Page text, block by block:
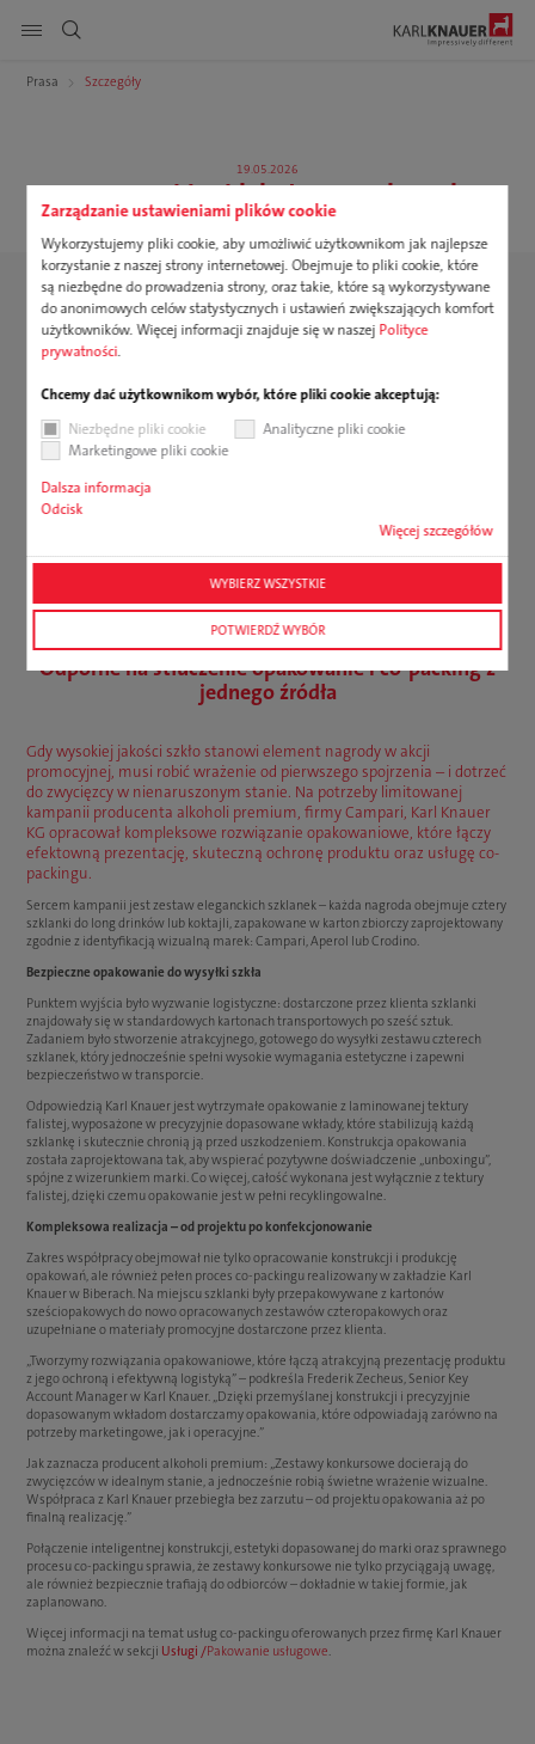
Zarządzanie ustawieniami plików cookie
Wykorzystujemy pliki cookie, aby umożliwić użytkownikom jak najlepsze
korzystanie z naszej strony internetowej. Obejmuje to pliki cookie, które
są niezbędne do prowadzenia strony, oraz takie, które są wykorzystywane
do anonimowych celów statystycznych i ustawień zwiększających komfort
użytkowników. Więcej informacji znajduje się w naszej Polityce
prywatności.
Chcemy dać użytkownikom wybór, które pliki cookie akceptują:
Niezbędne pliki cookie
Analityczne pliki cookie
Marketingowe pliki cookie
Dalsza informacja
Odcisk
Więcej szczegółów
WYBIERZ WSZYSTKIE
POTWIERDŹ WYBÓR
Pokaż nawigację strony
Usługi
Zrównoważony rozwój
Kariera
Do pobrania
Prasa Szczegóły
19.05.2026
Odporne na stłuczenie opakowanie i co-packing z
jednego źródła
Gdy wysokiej jakości szkło stanowi element nagrody w akcji
promocyjnej, musi robić wrażenie od pierwszego spojrzenia – i dotrzeć
do zwycięzcy w nienaruszonym stanie. Na potrzeby limitowanej
kampanii producenta alkoholi premium, firmy Campari, Karl Knauer
KG opracował kompleksowe rozwiązanie opakowaniowe, które łączy
efektowną prezentację, skuteczną ochronę produktu oraz usługę co-
packingu.
Sercem kampanii jest zestaw eleganckich szklanek – każda nagroda obejmuje cztery
szklanki do long drinków lub koktajli, zapakowane w karton zbiorczy zaprojektowany
zgodnie z identyfikacją wizualną marek: Campari, Aperol lub Crodino.
Bezpieczne opakowanie do wysyłki szkła
Punktem wyjścia było wyzwanie logistyczne: dostarczone przez klienta szklanki
znajdowały się w standardowych kartonach transportowych po sześć sztuk.
Zadaniem było stworzenie atrakcyjnego, gotowego do wysyłki zestawu czterech
szklanek, który jednocześnie spełni wysokie wymagania estetyczne i zapewni
bezpieczeństwo w transporcie.
Odpowiedzią Karl Knauer jest wytrzymałe opakowanie z laminowanej tektury
falistej, wyposażone w precyzyjnie dopasowane wkłady, które stabilizują każdą
szklankę i skutecznie chronią ją przed uszkodzeniem. Konstrukcja opakowania
została zaprojektowana tak, aby wspierać pozytywne doświadczenie „unboxingu”,
spójne z wizerunkiem marki. Co więcej, całość wykonana jest wyłącznie z tektury
falistej, dzięki czemu opakowanie jest w pełni recyklingowalne.
Kompleksowa realizacja – od projektu po konfekcjonowanie
Zakres współpracy obejmował nie tylko opracowanie konstrukcji i produkcję
opakowań, ale również pełen proces co-packingu realizowany w zakładzie Karl
Knauer w Biberach. Na miejscu szklanki były przepakowywane z kartonów
sześciopakowych do nowo opracowanych zestawów czteropakowych oraz
uzupełniane o materiały promocyjne dostarczone przez klienta.
„Tworzymy rozwiązania opakowaniowe, które łączą atrakcyjną prezentację produktu
z jego ochroną i efektywną logistyką” – podkreśla Frederik Zecheus, Senior Key
Account Manager w Karl Knauer. „Dzięki przemyślanej konstrukcji i precyzyjnie
dopasowanym wkładom dostarczamy opakowania, które odpowiadają zarówno na
potrzeby marketingowe, jak i operacyjne.”
Jak zaznacza producent alkoholi premium: „Zestawy konkursowe docierają do
zwycięzców w idealnym stanie, a jednocześnie robią świetne wrażenie wizualne.
Współpraca z Karl Knauer przebiegła bez zarzutu – od projektu opakowania aż po
finalną realizację.”
Połączenie inteligentnej konstrukcji, estetyki dopasowanej do marki oraz sprawnego
procesu co-packingu sprawia, że zestawy konkursowe nie tylko przyciągają uwagę,
ale również bezpiecznie trafiają do odbiorców – dokładnie w takiej formie, jak
zaplanowano.
Więcej informacji na temat usług co-packingu oferowanych przez firmę Karl Knauer
można znaleźć w sekcji Usługi /Pakowanie usługowe.